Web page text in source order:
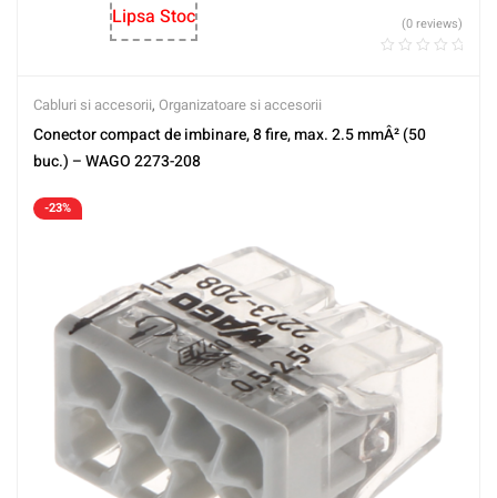
Lipsa Stoc
(0 reviews)
Cabluri si accesorii, Organizatoare si accesorii
Conector compact de imbinare, 8 fire, max. 2.5 mmÂ² (50
buc.) – WAGO 2273-208
-23%